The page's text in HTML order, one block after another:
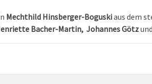
Mechthild Hinsberger-Boguskiaus dem
Bacher-Martin, Johannes Götzund